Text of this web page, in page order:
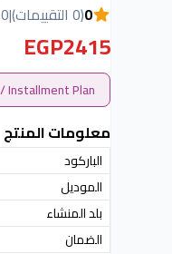
0(0 التقييمات) |0 تم البيع
EGP2415
Installment Plan / خطة التقسيط
معلومات المنتج
الباركود
الموديل
بلد المنشاء
الضمان